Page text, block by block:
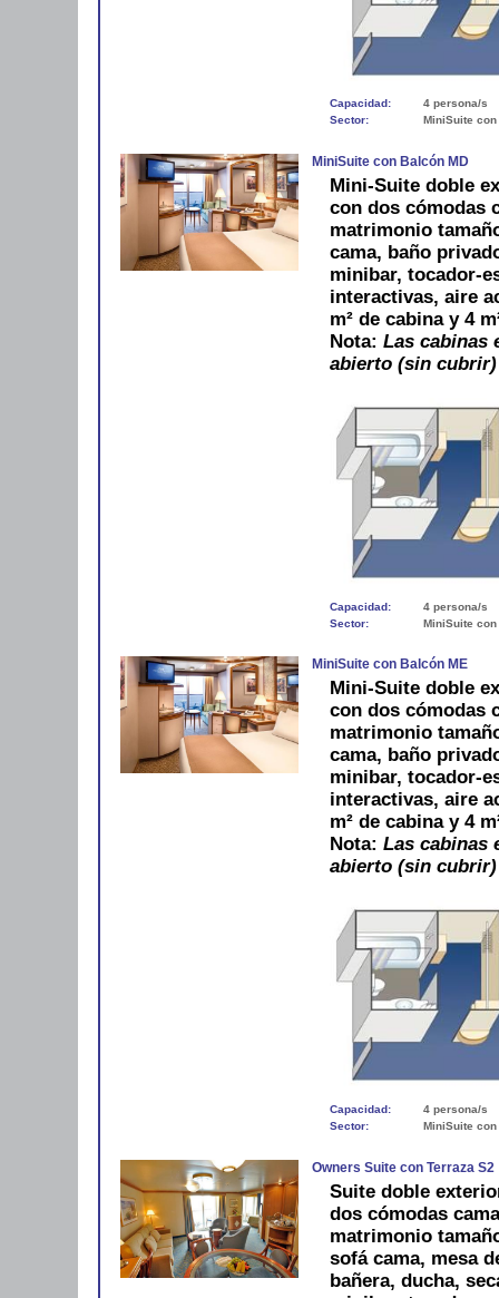
Capacidad:
4 persona/s
Sector:
MiniSuite
MiniSuite con Balcón MD
Mini-Suite doble
con dos cómodas
matrimonio
cama, baño
minibar, tocador-
interactivas, aire
m² de cabina y 4
Nota: Las cabinas
abierto (sin
Capacidad:
4 persona/s
Sector:
MiniSuite
MiniSuite con Balcón ME
Mini-Suite doble
con dos cómodas
matrimonio
cama, baño
minibar, tocador-
interactivas, aire
m² de cabina y 4
Nota: Las cabinas
abierto (sin
Capacidad:
4 persona/s
Sector:
MiniSuite
Owners Suite con Terraza S2
Suite doble
dos cómodas
matrimonio
sofá cama, mesa
bañera, ducha,